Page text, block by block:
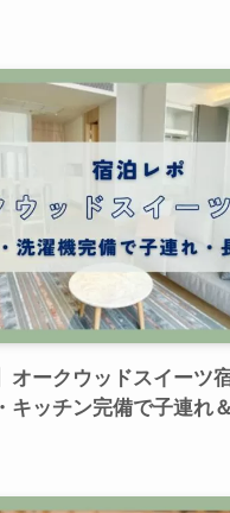
オークウッドスイーツ
キッチン完備で子連れ